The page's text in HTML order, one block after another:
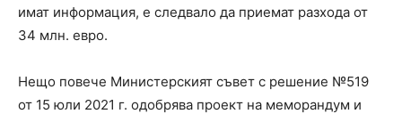
имат информация, е следвало да приемат разхода от
34 млн. евро.
Нещо повече Министерският съвет с решение №519
от 15 юли 2021 г. одобрява проект на меморандум и